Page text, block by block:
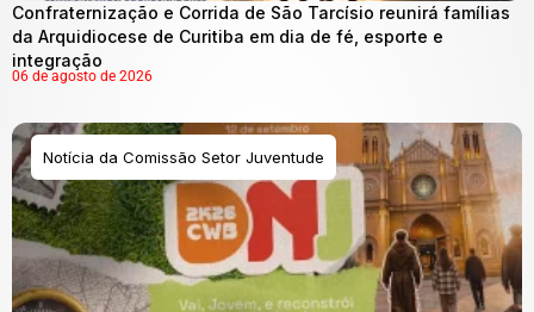
Confraternização e Corrida de São Tarcísio reunirá famílias
da Arquidiocese de Curitiba em dia de fé, esporte e
integração
06 de agosto de 2026
Notícia da Comissão Setor Juventude